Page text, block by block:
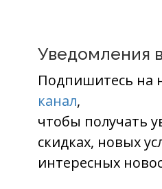
Уведомления
Подпишитесь на
канал,
чтобы получать
скидках, новых
интересных